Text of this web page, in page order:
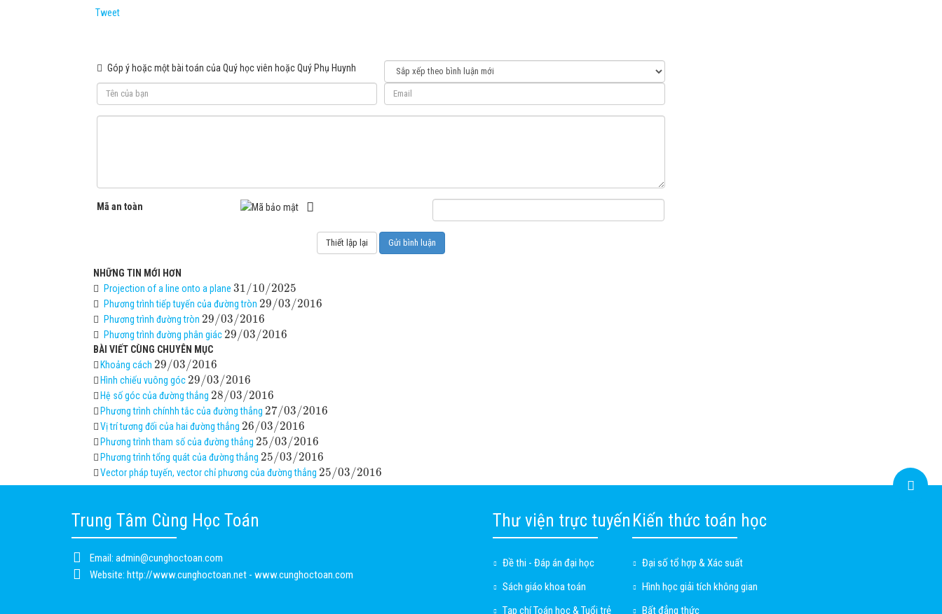
Tweet
Góp ý hoặc một bài toán của Quý học viên hoặc Quý Phụ Huynh
Mã an toàn
NHỮNG TIN MỚI HƠN
Projection of a line onto a plane 31/10/2025
Phương trình tiếp tuyến của đường tròn 29/03/2016
Phương trình đường tròn 29/03/2016
Phương trình đường phân giác 29/03/2016
BÀI VIẾT CÙNG CHUYÊN MỤC
Khoảng cách 29/03/2016
Hình chiếu vuông góc 29/03/2016
Hệ số góc của đường thẳng 28/03/2016
Phương trình chínhh tắc của đường thẳng 27/03/2016
Vị trí tương đối của hai đường thẳng 26/03/2016
Phương trình tham số của đường thẳng 25/03/2016
Phương trình tổng quát của đường thẳng 25/03/2016
Vector pháp tuyến, vector chỉ phương của đường thẳng 25/03/2016
Trung Tâm Cùng Học Toán
Email: admin@cunghoctoan.com
Website: http://www.cunghoctoan.net - www.cunghoctoan.com
Thư viện trực tuyến
Đề thi - Đáp án đại học
Sách giáo khoa toán
Tạp chí Toán học & Tuổi trẻ
Kiến thức toán học
Đại số tổ hợp & Xác suất
Hình học giải tích không gian
Bất đẳng thức